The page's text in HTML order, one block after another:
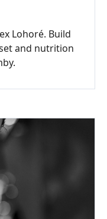
Lohoré. Build
and nutrition